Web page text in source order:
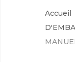
Accueil